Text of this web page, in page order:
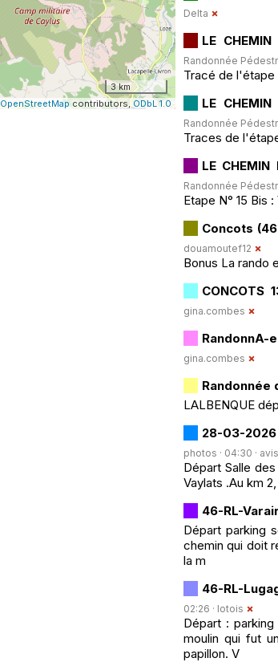
3 km
OpenStreetMap contributors,ODbL 1.0
Delta
LE
Randonnée
Tracé de l'étape
LE
Randonnée
Traces de
LE
Randonnée Pédestre
Etape N° 15 Bis
Concots
douamoutef12
Bonus La rando
CONCOTS
gina.combes
RandonnA-
gina.combes
Randonnée
LALBENQUE
28-03-2026
photos · 04:30 ·
Départ Salle
Vaylats .Au km
46-RL-
Départ parking
chemin qui doit
la m
46-RL-
02:26 · lotois
Départ :
moulin qui fut
papillon. V